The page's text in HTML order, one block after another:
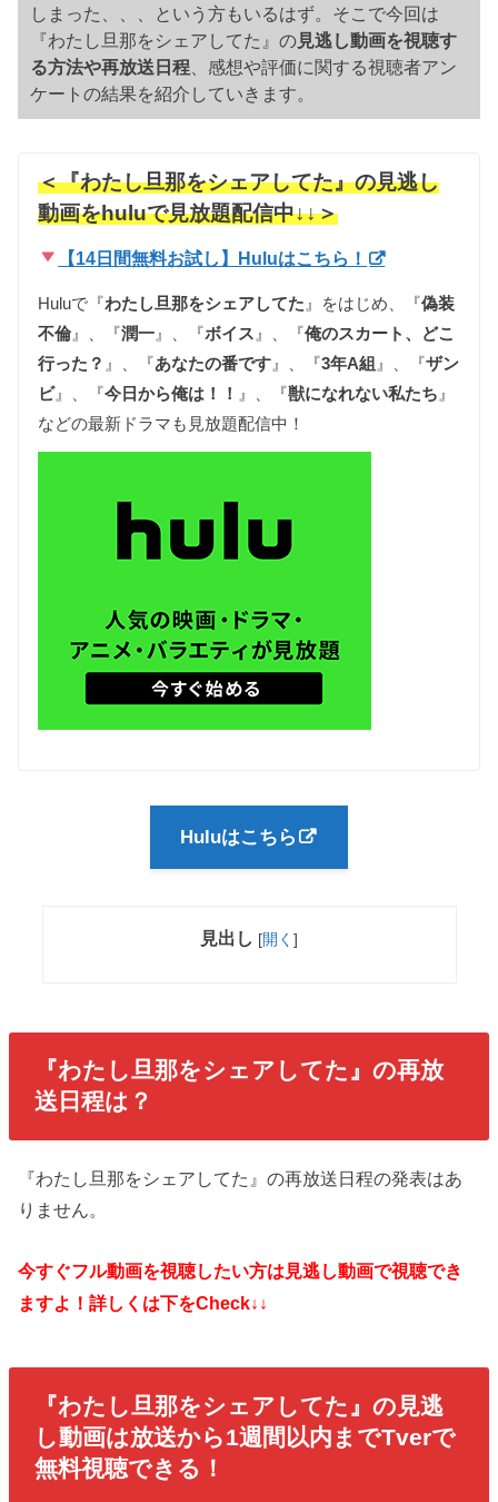
しまった、、、という方もいるはず。そこで今回は
『わたし旦那をシェアしてた』の見逃し動画を視聴す
る方法や再放送日程 、感想や評価に関する視聴者アン
ケートの結果を紹介していきます。
＜『わたし旦那をシェアしてた』の見逃し
動画をhuluで見放題配信中↓↓＞
【14日間無料お試し】Huluはこちら！
Huluで『わたし旦那をシェアしてた 』をはじめ、『偽装
不倫 』、『潤一 』、『ボイス 』、『俺のスカート、どこ
行った？ 』、『あなたの番です 』、『3年A組 』、『ザン
ビ』、『今日から俺は！！ 』、『獣になれない私たち 』
などの最新ドラマも見放題配信中！
Huluはこちら
見出し [開く ]
『わたし旦那をシェアしてた』の再放
送日程は？
『わたし旦那をシェアしてた』の再放送日程の発表はあ
りません。
今すぐフル動画を視聴したい方は見逃し動画で視聴でき
ますよ！詳しくは下をCheck↓↓
『わたし旦那をシェアしてた 』の見逃
し動画は放送から1週間以内までTverで
無料視聴できる！